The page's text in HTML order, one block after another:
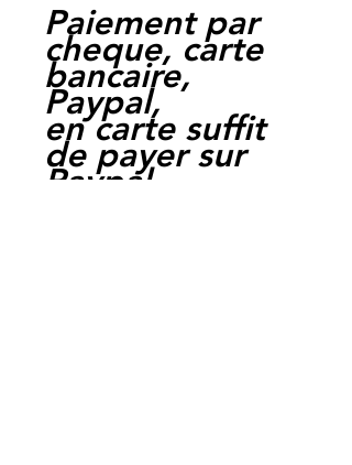
Paiement par
cheque, carte
bancaire,
Paypal,
en carte suffit
de payer sur
Paypal.